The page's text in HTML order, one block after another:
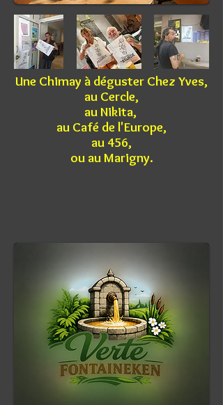
Une Chimay à déguster Chez Yves,
au Cercle,
au Nikita,
au Café de l'Europe,
au 456,
ou au Marigny.